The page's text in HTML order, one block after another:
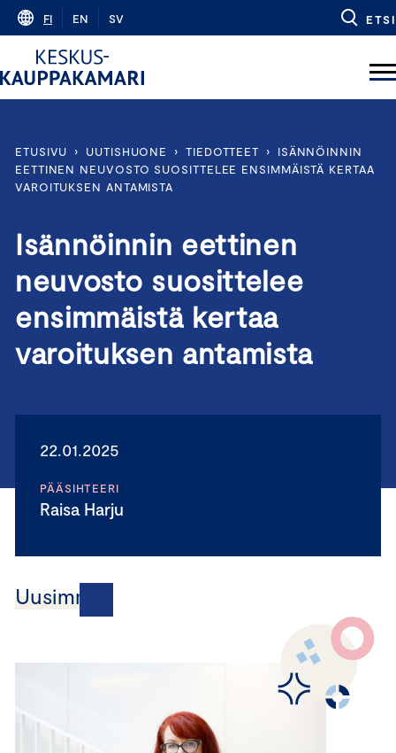
Skip
content
FI EN SV ETSI
ETUSIVU › UUTISHUONE › TIEDOTTEET ›
ISÄNNÖINNIN
EETTINEN NEUVOSTO SUOSITTELEE ENSIMMÄISTÄ KERTAA
VAROITUKSEN ANTAMISTA
Isännöinnin eettinen
neuvosto suosittelee
ensimmäistä kertaa
varoituksen antamista
22.01.2025
PÄÄSIHTEERI
Raisa Harju
Uusimmat